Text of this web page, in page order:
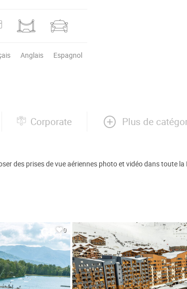
Anglais Espagnol
Corporate Plus de
des prises de vue aériennes photo et vidéo dans toute la
0